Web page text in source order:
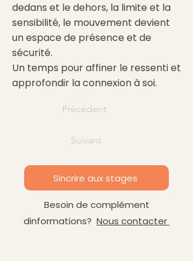
dedans et le dehors, la limite et la
sensibilité, le mouvement devient
un espace de présence et de
sécurité.
Un temps pour affiner le ressenti et
approfondir la connexion à soi.
Précédent
Suivant
Sincrire aux stages
Besoin de complément
dinformations? Nous contacter